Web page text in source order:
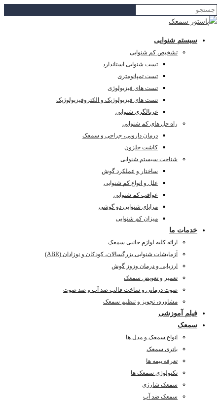
سیستم شنوایی
تشخیص کم شنوایی
تست شنوایی استاندارد
تست تمپانومتری
تست های فیزیولوژی
تست های فیزیولوژیک و الکتروفیزیولوژیک
غربالگری شنوایی
راه حل های کم شنوایی
درمان دارویی، جراحی و سمعک
کاشت حلزون
شناخت سیستم شنوایی
ساختار و عملکرد گوش
علل و انواع کم شنوایی
عواقب کم شنوایی
مزایای شنوایی دو گوشی
میزان کم شنوایی
خدمات ما
ارائه کلیه لوازم جانبی سمعک
آزمایشات شنوایی بزرگسالان، کودکان و نوزادان (ABR)
ارزیابی و درمان وزوز گوش
تعمیر و تعویض سمعک
صوت درمانی و ساخت قالب ضد آب و ضد صوت
مشاوره، تجویز و تنظیم سمعک
فیلم آموزشی
سمعک
انواع سمعک و مدل ها
باتری سمعک
تعرفه بیمه ها
تکنولوژی سمعک ها
سمعک شارژی
سمعک ضد آب